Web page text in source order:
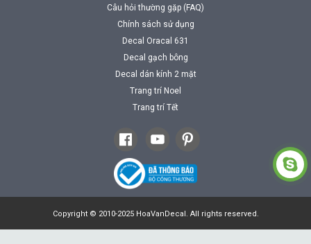
Câu hỏi thường gặp (FAQ)
Chính sách sử dụng
Decal Oracal 631
Decal gạch bông
Decal dán kính 2 mặt
Trang trí Noel
Trang trí Tết
Copyright © 2010-2025 HoaVanDecal. All rights reserved.